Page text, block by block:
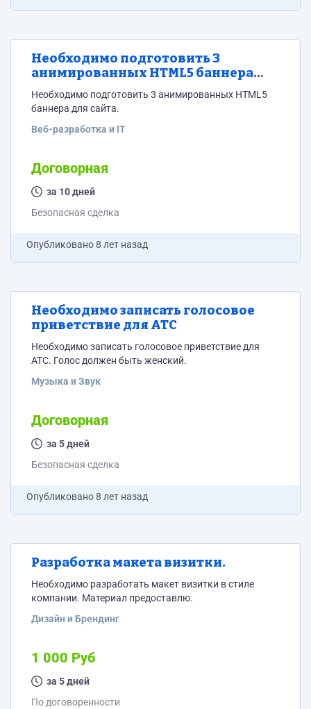
Необходимо подготовить 3
анимированных HTML5 баннера
для сайта.
Необходимо подготовить 3 анимированных HTML5
баннера для сайта.
Веб-разработка и IT
Договорная
за 10 дней
Безопасная сделка
Опубликовано8 лет назад
Необходимо записать голосовое
приветствие для АТС
Необходимо записать голосовое приветствие для
АТС. Голос должен быть женский.
Музыка и Звук
Договорная
за 5 дней
Безопасная сделка
Опубликовано8 лет назад
Разработка макета визитки.
Необходимо разработать макет визитки в стиле
компании. Материал предоставлю.
Дизайн и Брендинг
1 000 Руб
за 5 дней
По договоренности